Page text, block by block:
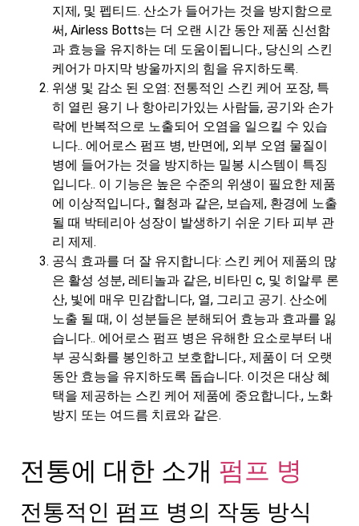
지제, 및 펩티드. 산소가 들어가는 것을 방지함으로
써, Airless Botts는 더 오랜 시간 동안 제품 신선함
과 효능을 유지하는 데 도움이됩니다., 당신의 스킨
케어가 마지막 방울까지의 힘을 유지하도록.
위생 및 감소 된 오염: 전통적인 스킨 케어 포장, 특
히 열린 용기 나 항아리가있는 사람들, 공기와 손가
락에 반복적으로 노출되어 오염을 일으킬 수 있습
니다.. 에어로스 펌프 병, 반면에, 외부 오염 물질이
병에 들어가는 것을 방지하는 밀봉 시스템이 특징
입니다.. 이 기능은 높은 수준의 위생이 필요한 제품
에 이상적입니다., 혈청과 같은, 보습제, 환경에 노출
될 때 박테리아 성장이 발생하기 쉬운 기타 피부 관
리 제제.
공식 효과를 더 잘 유지합니다: 스킨 케어 제품의 많
은 활성 성분, 레티놀과 같은, 비타민 c, 및 히알루 론
산, 빛에 매우 민감합니다, 열, 그리고 공기. 산소에
노출 될 때, 이 성분들은 분해되어 효능과 효과를 잃
습니다.. 에어로스 펌프 병은 유해한 요소로부터 내
부 공식화를 봉인하고 보호합니다., 제품이 더 오랫
동안 효능을 유지하도록 돕습니다. 이것은 대상 혜
택을 제공하는 스킨 케어 제품에 중요합니다., 노화
방지 또는 여드름 치료와 같은.
전통에 대한 소개 펌프 병
전통적인 펌프 병의 작동 방식